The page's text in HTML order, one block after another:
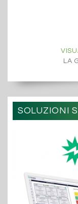
LA
SOLUZIONI